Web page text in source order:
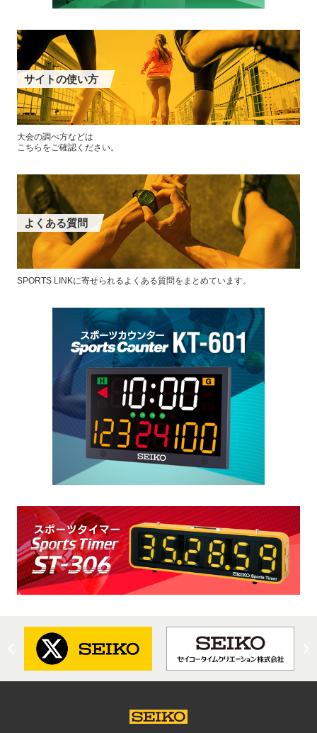
サイトの使い方
大会の調べ方などは
こちらをご確認ください。
よくある質問
SPORTS LINKに寄せられるよくある質問をまとめています。